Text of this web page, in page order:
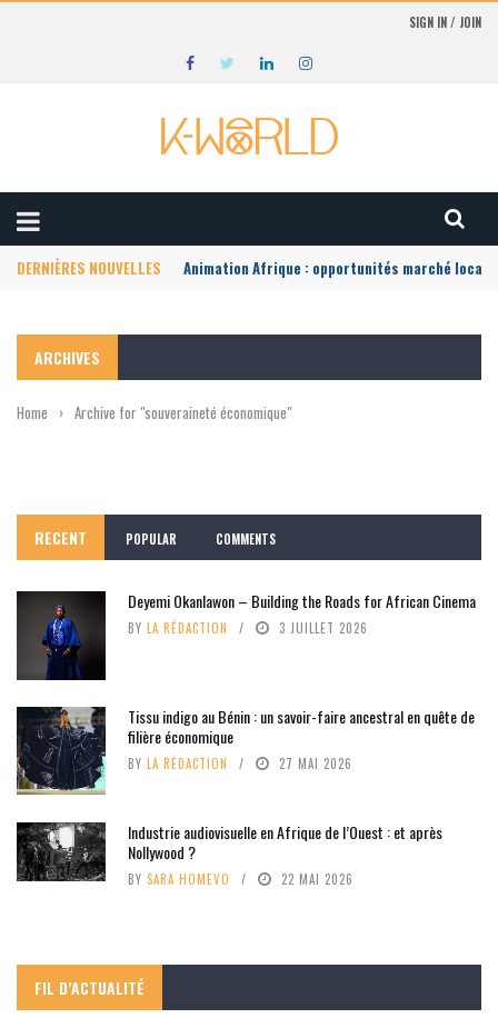
SIGN IN / JOIN
DERNIÈRES NOUVELLES Animation Afrique : opportunités marché local
ARCHIVES
Home › Archive for "souveraineté économique"
RECENT POPULAR COMMENTS
Deyemi Okanlawon – Building the Roads for African Cinema
BY LA RÉDACTION 3 JUILLET 2026
Tissu indigo au Bénin : un savoir-faire ancestral en quête de
filière économique
BY LA RÉDACTION 27 MAI 2026
Industrie audiovisuelle en Afrique de l’Ouest : et après
Nollywood ?
BY SARA HOMEVO 22 MAI 2026
FIL D’ACTUALITÉ